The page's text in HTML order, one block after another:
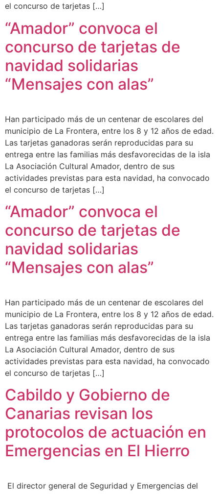
el concurso de tarjetas […]
“Amador” convoca el
concurso de tarjetas de
navidad solidarias
“Mensajes con alas”
Han participado más de un centenar de escolares del
municipio de La Frontera, entre los 8 y 12 años de edad.
Las tarjetas ganadoras serán reproducidas para su
entrega entre las familias más desfavorecidas de la isla
La Asociación Cultural Amador, dentro de sus
actividades previstas para esta navidad, ha convocado
el concurso de tarjetas […]
“Amador” convoca el
concurso de tarjetas de
navidad solidarias
“Mensajes con alas”
Han participado más de un centenar de escolares del
municipio de La Frontera, entre los 8 y 12 años de edad.
Las tarjetas ganadoras serán reproducidas para su
entrega entre las familias más desfavorecidas de la isla
La Asociación Cultural Amador, dentro de sus
actividades previstas para esta navidad, ha convocado
el concurso de tarjetas […]
Cabildo y Gobierno de
Canarias revisan los
protocolos de actuación en
Emergencias en El Hierro
El director general de Seguridad y Emergencias del